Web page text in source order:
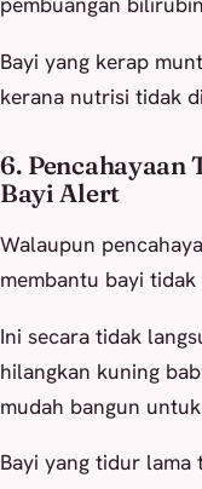
Bayi yang kerap
kerana nutrisi tidak
6. Pencahayaan
Bayi Alert
Walaupun
membantu bayi
Ini secara tidak
hilangkan kuning
mudah bangun
Bayi yang tidur lama